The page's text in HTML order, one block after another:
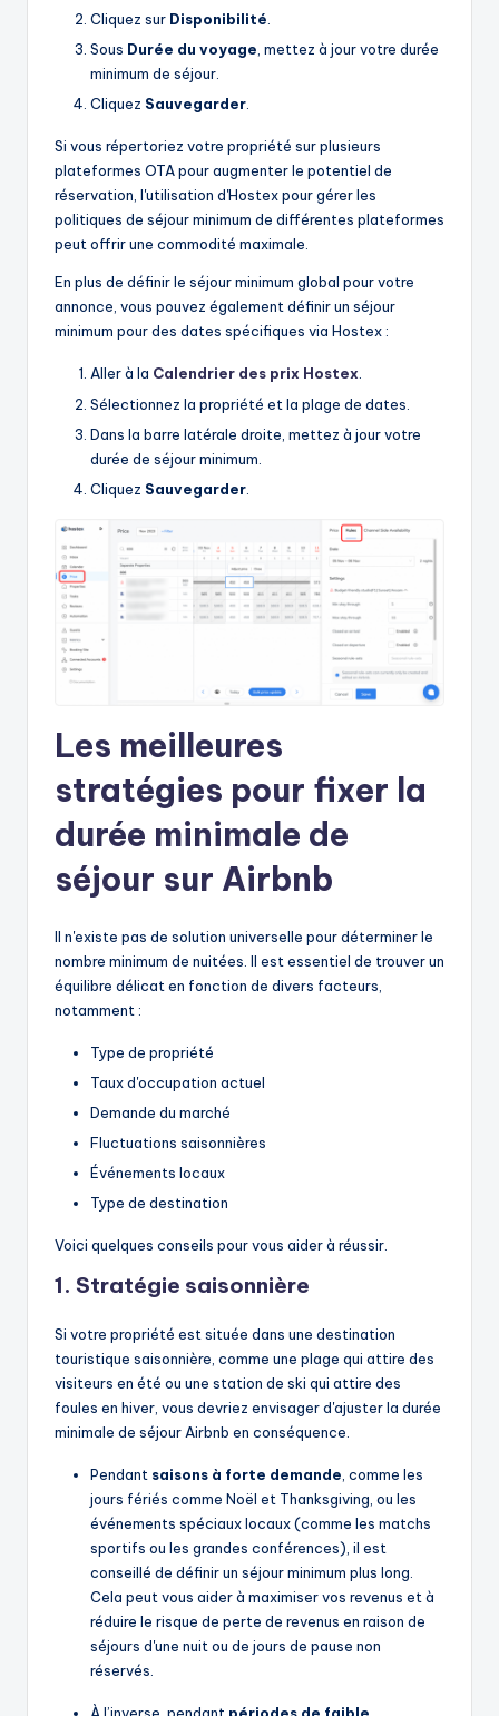
Cliquez sur Disponibilité.
Sous Durée du voyage, mettez à jour votre durée
minimum de séjour.
Cliquez Sauvegarder.
Si vous répertoriez votre propriété sur plusieurs
plateformes OTA pour augmenter le potentiel de
réservation, l'utilisation d'Hostex pour gérer les
politiques de séjour minimum de différentes plateformes
peut offrir une commodité maximale.
En plus de définir le séjour minimum global pour votre
annonce, vous pouvez également définir un séjour
minimum pour des dates spécifiques via Hostex :
Aller à la Calendrier des prix Hostex.
Sélectionnez la propriété et la plage de dates.
Dans la barre latérale droite, mettez à jour votre
durée de séjour minimum.
Cliquez Sauvegarder
Les meilleures
stratégies pour fixer la
durée minimale de
séjour sur Airbnb
Il n'existe pas de solution universelle pour déterminer le
nombre minimum de nuitées. Il est essentiel de trouver un
équilibre délicat en fonction de divers facteurs,
notamment :
Type de propriété
Taux d'occupation actuel
Demande du marché
Fluctuations saisonnières
Événements locaux
Type de destination
Voici quelques conseils pour vous aider à réussir.
1. Stratégie saisonnière
Si votre propriété est située dans une destination
touristique saisonnière, comme une plage qui attire des
visiteurs en été ou une station de ski qui attire des
foules en hiver, vous devriez envisager d'ajuster la durée
minimale de séjour Airbnb en conséquence.
Pendant saisons à forte demande , comme les
jours fériés comme Noël et Thanksgiving, ou les
événements spéciaux locaux (comme les matchs
sportifs ou les grandes conférences), il est
conseillé de définir un séjour minimum plus long.
Cela peut vous aider à maximiser vos revenus et à
réduire le risque de perte de revenus en raison de
séjours d'une nuit ou de jours de pause non
réservés.